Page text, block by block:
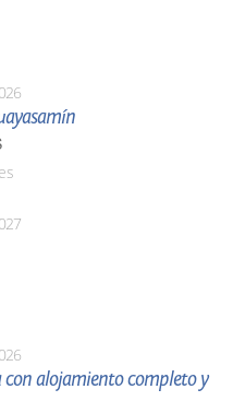
con alojamiento completo y